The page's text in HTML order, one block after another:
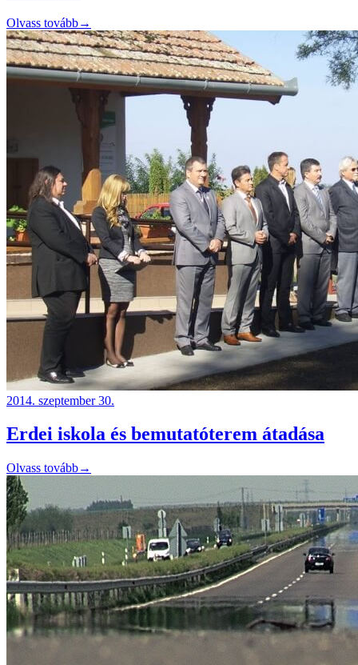
Olvass tovább→
2014. szeptember 30.
Erdei iskola és bemutatóterem átadása
Olvass tovább→